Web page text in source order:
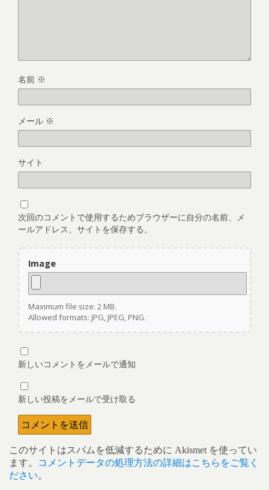
名前 ※
メール ※
サイト
次回のコメントで使用するためブラウザーに自分の名前、メ
ールアドレス、サイトを保存する。
Image
Maximum file size: 2 MB.
Allowed formats: JPG, JPEG, PNG.
新しいコメントをメールで通知
新しい投稿をメールで受け取る
このサイトはスパムを低減するために Akismet を使ってい
ます。
コメントデータの処理方法の詳細はこちらをご覧く
ださい。